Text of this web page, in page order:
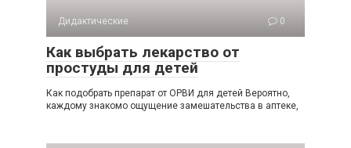
Дидактические 0
Как выбрать лекарство от
простуды для детей
Как подобрать препарат от ОРВИ для детей Вероятно,
каждому знакомо ощущение замешательства в аптеке,